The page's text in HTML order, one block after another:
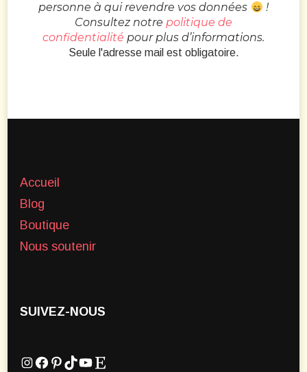
personne à qui revendre vos données
!
Consultez notre politique de
confidentialité pour plus d’informations.
Seule l'adresse mail est obligatoire.
Accueil
Blog
Boutique
Nous soutenir
SUIVEZ-NOUS
Instagram
Facebook
Pinterest
TikTok
YouTube